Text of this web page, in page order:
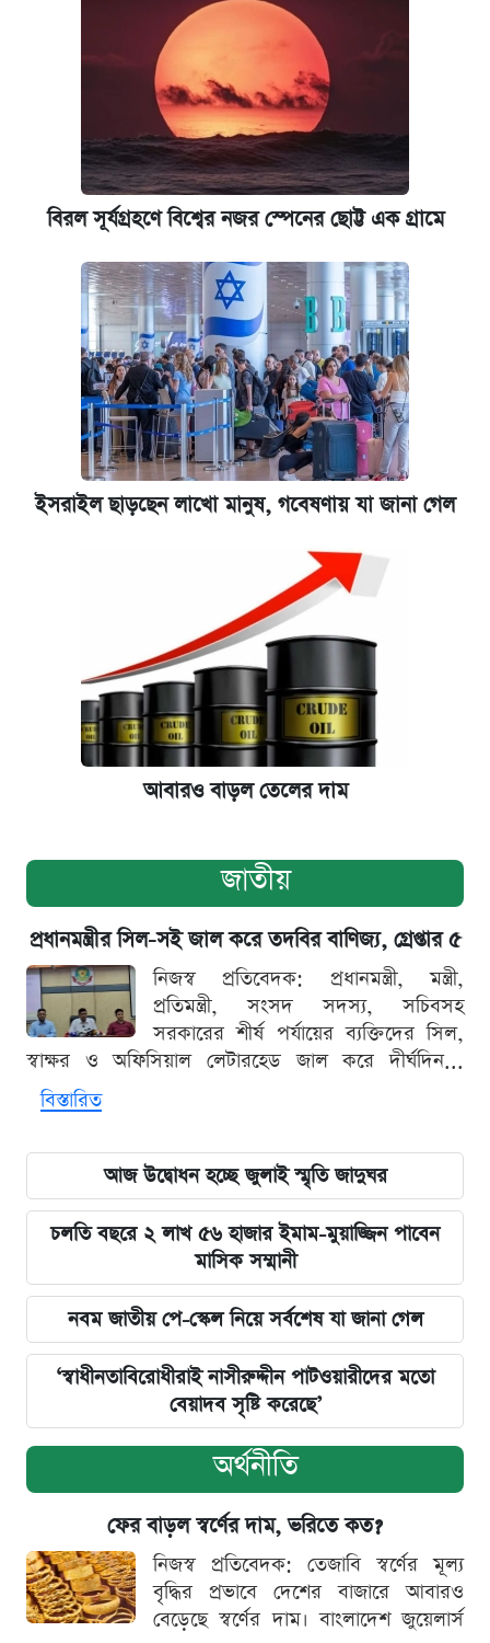
বিরল সূর্যগ্রহণে বিশ্বের নজর স্পেনের ছোট্ট এক গ্রামে
ইসরাইল ছাড়ছেন লাখো মানুষ, গবেষণায় যা জানা গেল
আবারও বাড়ল তেলের দাম
জাতীয়
প্রধানমন্ত্রীর সিল-সই জাল করে তদবির বাণিজ্য, গ্রেপ্তার ৫
নিজস্ব প্রতিবেদক: প্রধানমন্ত্রী, মন্ত্রী,
প্রতিমন্ত্রী, সংসদ সদস্য, সচিবসহ
সরকারের শীর্ষ পর্যায়ের ব্যক্তিদের সিল,
স্বাক্ষর ও অফিসিয়াল লেটারহেড জাল করে দীর্ঘদিন...
বিস্তারিত
আজ উদ্বোধন হচ্ছে জুলাই স্মৃতি জাদুঘর
চলতি বছরে ২ লাখ ৫৬ হাজার ইমাম-মুয়াজ্জিন পাবেন
মাসিক সম্মানী
নবম জাতীয় পে-স্কেল নিয়ে সর্বশেষ যা জানা গেল
‘স্বাধীনতাবিরোধীরাই নাসীরুদ্দীন পাটওয়ারীদের মতো
বেয়াদব সৃষ্টি করেছে’
অর্থনীতি
ফের বাড়ল স্বর্ণের দাম, ভরিতে কত?
নিজস্ব প্রতিবেদক: তেজাবি স্বর্ণের মূল্য
বৃদ্ধির প্রভাবে দেশের বাজারে আবারও
বেড়েছে স্বর্ণের দাম। বাংলাদেশ জুয়েলার্স